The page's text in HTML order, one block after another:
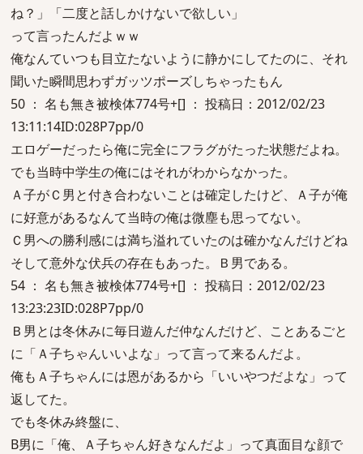
ね？」「二度と話しかけないで欲しい」
って言ったんだよｗｗ
俺なんていつも目立たないように静かにしてたのに、それ
聞いた瞬間思わずガッツポーズしちゃったもん
50 ： 名も無き被検体774号+[] ： 投稿日：2012/02/23
13:11:14ID:028P7pp/0
エロゲーだったら俺に完全にフラグがたった状態だよね。
でも当時中学生の俺にはそれがわからなかった。
Ａ子がＣ男と付き合わないことは確定したけど、Ａ子が俺
に好意があるなんて当時の俺は微塵も思ってない。
Ｃ男への勝利感には満ち溢れていたのは確かなんだけどね
そして意外な伏兵の存在もあった。Ｂ男である。
54 ： 名も無き被検体774号+[] ： 投稿日：2012/02/23
13:23:23ID:028P7pp/0
Ｂ男とは冬休みに毎日遊んだ仲なんだけど、ことあるごと
に「Ａ子ちゃんいいよな」って言って来るんだよ。
俺もＡ子ちゃんには恩があるから「いいやつだよな」って
返してた。
でも冬休み終盤に、
B男に「俺、Ａ子ちゃん好きなんだよ」って真面目な顔で